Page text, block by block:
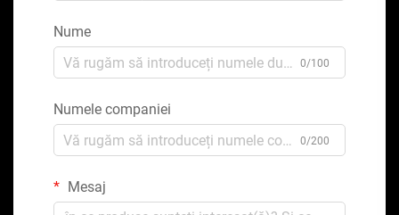
Nume
0/100
Numele companiei
0/200
Mesaj